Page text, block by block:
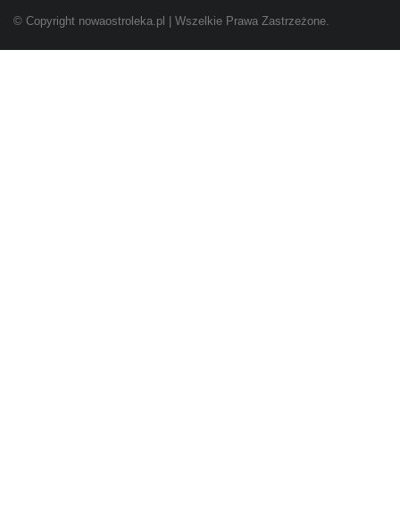
© Copyright nowaostroleka.pl | Wszelkie Prawa Zastrzeżone.